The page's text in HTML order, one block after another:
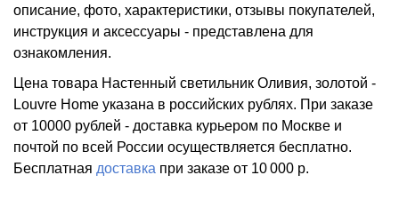
описание, фото, характеристики, отзывы покупателей,
инструкция и аксессуары - представлена для
ознакомления.
Цена товара Настенный светильник Оливия, золотой -
Louvre Home указана в российских рублях. При заказе
от 10000 рублей - доставка курьером по Москве и
почтой по всей России осуществляется бесплатно.
Бесплатная доставка при заказе от 10 000 р.